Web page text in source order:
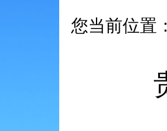
您当前位置：